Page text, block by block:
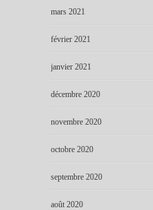
mars 2021
février 2021
janvier 2021
décembre 2020
novembre 2020
octobre 2020
septembre 2020
août 2020